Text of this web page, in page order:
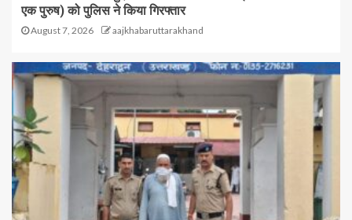
एक पुरुष) को पुलिस ने किया गिरफ्तार
August 7, 2026 aajkhabaruttarakhand